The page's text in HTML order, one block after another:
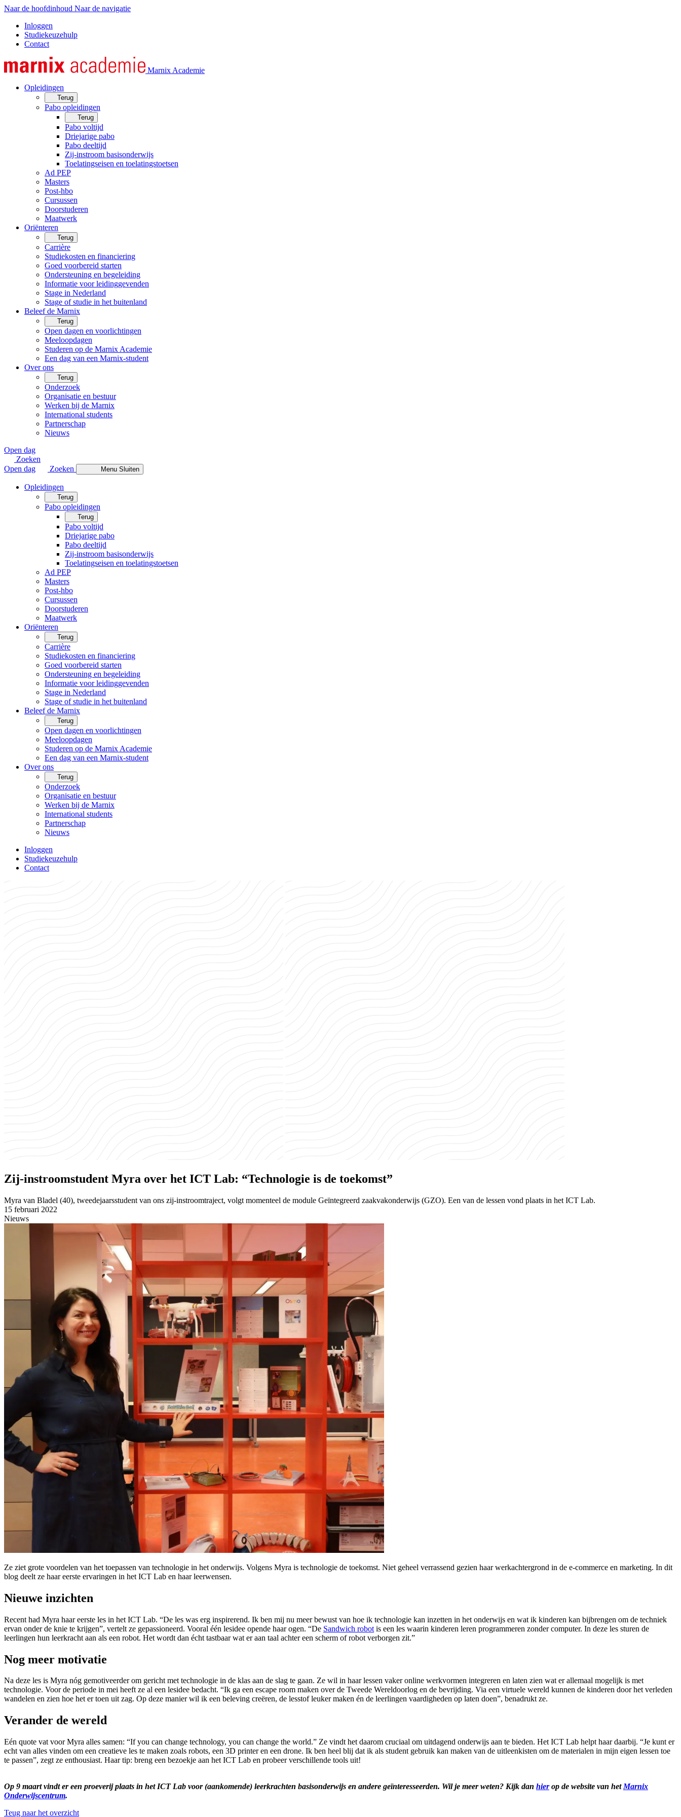
Naar de hoofdinhoud Naar de navigatie
Inloggen
Studiekeuzehulp
Contact
Marnix Academie
Opleidingen
Terug
Pabo opleidingen
Terug
Pabo voltijd
Driejarige pabo
Pabo deeltijd
Zij-instroom basisonderwijs
Toelatingseisen en toelatingstoetsen
Ad PEP
Masters
Post-hbo
Cursussen
Doorstuderen
Maatwerk
Oriënteren
Terug
Carrière
Studiekosten en financiering
Goed voorbereid starten
Ondersteuning en begeleiding
Informatie voor leidinggevenden
Stage in Nederland
Stage of studie in het buitenland
Beleef de Marnix
Terug
Open dagen en voorlichtingen
Meeloopdagen
Studeren op de Marnix Academie
Een dag van een Marnix-student
Over ons
Terug
Onderzoek
Organisatie en bestuur
Werken bij de Marnix
International students
Partnerschap
Nieuws
Open dag
Zoeken
Open dag
Zoeken Menu Sluiten
Opleidingen
Terug
Pabo opleidingen
Terug
Pabo voltijd
Driejarige pabo
Pabo deeltijd
Zij-instroom basisonderwijs
Toelatingseisen en toelatingstoetsen
Ad PEP
Masters
Post-hbo
Cursussen
Doorstuderen
Maatwerk
Oriënteren
Terug
Carrière
Studiekosten en financiering
Goed voorbereid starten
Ondersteuning en begeleiding
Informatie voor leidinggevenden
Stage in Nederland
Stage of studie in het buitenland
Beleef de Marnix
Terug
Open dagen en voorlichtingen
Meeloopdagen
Studeren op de Marnix Academie
Een dag van een Marnix-student
Over ons
Terug
Onderzoek
Organisatie en bestuur
Werken bij de Marnix
International students
Partnerschap
Nieuws
Inloggen
Studiekeuzehulp
Contact
Zij-instroomstudent Myra over het ICT Lab: “Technologie is de toekomst”
Myra van Bladel (40), tweedejaarsstudent van ons zij-instroomtraject, volgt momenteel de module Geïntegreerd zaakvakonderwijs (GZO). Een van de lessen vond plaats in het ICT Lab.
15 februari 2022
Nieuws
Ze ziet grote voordelen van het toepassen van technologie in het onderwijs. Volgens Myra is technologie de toekomst. Niet geheel verrassend gezien haar werkachtergrond in de e-commerce en marketing. In dit
blog deelt ze haar eerste ervaringen in het ICT Lab en haar leerwensen.
Nieuwe inzichten
Recent had Myra haar eerste les in het ICT Lab. “De les was erg inspirerend. Ik ben mij nu meer bewust van hoe ik technologie kan inzetten in het onderwijs en wat ik kinderen kan bijbrengen om de techniek
ervan onder de knie te krijgen”, vertelt ze gepassioneerd. Vooral één lesidee opende haar ogen. “De Sandwich robot is een les waarin kinderen leren programmeren zonder computer. In deze les sturen de
leerlingen hun leerkracht aan als een robot. Het wordt dan écht tastbaar wat er aan taal achter een scherm of robot verborgen zit.”
Nog meer motivatie
Na deze les is Myra nóg gemotiveerder om gericht met technologie in de klas aan de slag te gaan. Ze wil in haar lessen vaker online werkvormen integreren en laten zien wat er allemaal mogelijk is met
technologie. Voor de periode in mei heeft ze al een lesidee bedacht. “Ik ga een escape room maken over de Tweede Wereldoorlog en de bevrijding. Via een virtuele wereld kunnen de kinderen door het verleden
wandelen en zien hoe het er toen uit zag. Op deze manier wil ik een beleving creëren, de lesstof leuker maken én de leerlingen vaardigheden op laten doen”, benadrukt ze.
Verander de wereld
Eén quote vat voor Myra alles samen: “If you can change technology, you can change the world.” Ze vindt het daarom cruciaal om uitdagend onderwijs aan te bieden. Het ICT Lab helpt haar daarbij. “Je kunt er
echt van alles vinden om een creatieve les te maken zoals robots, een 3D printer en een drone. Ik ben heel blij dat ik als student gebruik kan maken van de uitleenkisten om de materialen in mijn eigen lessen toe
te passen”, zegt ze enthousiast. Haar tip: breng een bezoekje aan het ICT Lab en probeer verschillende tools uit!
Op 9 maart vindt er een proeverij plaats in het ICT Lab voor (aankomende) leerkrachten basisonderwijs en andere geïnteresseerden. Wil je meer weten? Kijk dan hierop de website van het Marnix
Onderwijscentrum.
Teug naar het overzicht